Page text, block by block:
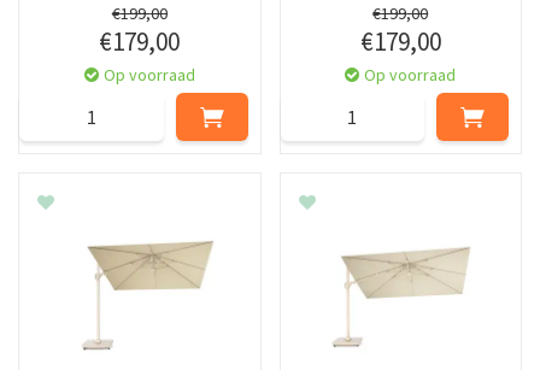
€199,00
€179,00
Op voorraad
€199,00
€179,00
Op voorraad